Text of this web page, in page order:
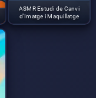
ASMR Estudi de Canvi
d'Imatge i Maquillatge